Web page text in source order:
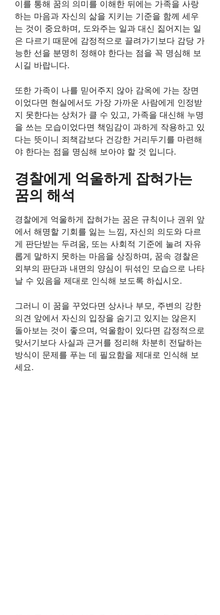
이를 통해 꿈의 의미를 이해한 뒤에는 가족을 사랑
하는 마음과 자신의 삶을 지키는 기준을 함께 세우
는 것이 중요하며, 도와주는 일과 대신 짊어지는 일
은 다르기 때문에 감정적으로 끌려가기보다 감당 가
능한 선을 분명히 정해야 한다는 점을 꼭 명심해 보
시길 바랍니다.
또한 가족이 나를 믿어주지 않아 감옥에 가는 장면
이었다면 현실에서도 가장 가까운 사람에게 인정받
지 못한다는 상처가 클 수 있고, 가족을 대신해 누명
을 쓰는 모습이었다면 책임감이 과하게 작용하고 있
다는 뜻이니 죄책감보다 건강한 거리두기를 마련해
야 한다는 점을 명심해 보아야 할 것 입니다.
경찰에게 억울하게 잡혀가는
꿈의 해석
경찰에게 억울하게 잡혀가는 꿈은 규칙이나 권위 앞
에서 해명할 기회를 잃는 느낌, 자신의 의도와 다르
게 판단받는 두려움, 또는 사회적 기준에 눌려 자유
롭게 말하지 못하는 마음을 상징하며, 꿈속 경찰은
외부의 판단과 내면의 양심이 뒤섞인 모습으로 나타
날 수 있음을 제대로 인식해 보도록 하십시오.
그러니 이 꿈을 꾸었다면 상사나 부모, 주변의 강한
의견 앞에서 자신의 입장을 숨기고 있지는 않은지
돌아보는 것이 좋으며, 억울함이 있다면 감정적으로
맞서기보다 사실과 근거를 정리해 차분히 전달하는
방식이 문제를 푸는 데 필요함을 제대로 인식해 보
세요.